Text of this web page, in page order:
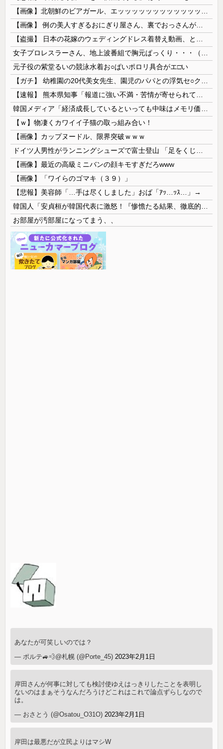
元子役の紫堂るいの競泳水着お○ぱいポロリ具合がエ□い
【ｗ】物凄くカワイイ子猫の取っ組み合い！
【画像】カップヌードル、限界突破ｗｗｗ
【画像】最近の高級ミニバンの顔キモすぎだろwww
【画像】「ワイらのゴマキ（３９）」
【悲報】美容師「…手は尽くしました」おば「ｱｯ…ｯｽ…」→
お部屋が汚部屋になってまう、、
あなたが可笑しいのでは？
— ポルテ🚙💨@札幌 (@Porte_45) 2023年2月1日
岸田さんが何事に対しても検討使ゆえはっきりしたことを表明し
ないのはまぁそうなんだろうけどこれはこれで論点ずらしなので
は。
— おさとう (@Osatou_O31O) 2023年2月1日
岸田は最悪だが立民よりはマシW